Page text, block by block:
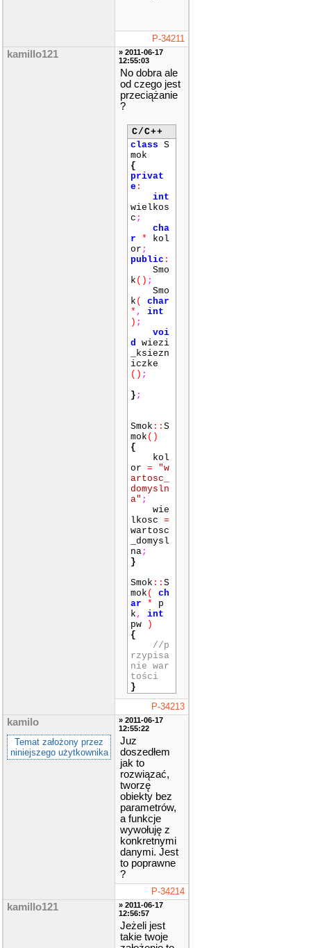
P-34211
kamillo121
» 2011-06-17
12:55:03
No dobra ale
od czego jest
przeciążanie
?
C/C++
class S
mok
{
privat
e :
int
wielkos
c ;
cha
r
*
kol
or ;
public :
Smo
k () ;
Smo
k (
char
* ,
int
) ;
voi
d wiezi
_ksiezn
iczke
() ;
} ;
Smok :: S
mok ()
{
kol
or =
"w
artosc_
domysln
a" ;
wie
lkosc =
wartosc
_domysl
na;
}
Smok :: S
mok (
ch
ar
*
p
k ,
int
pw
)
{
//p
rzypisa
nie war
tości
}
P-34213
kamilo
Temat założony przez
niniejszego użytkownika
» 2011-06-17
12:55:22
Juz
doszedłem
jak to
rozwiązać,
tworzę
obiekty bez
parametrów,
a funkcje
wywołuję z
konkretnymi
danymi. Jest
to poprawne
?
P-34214
kamillo121
» 2011-06-17
12:56:57
Jeżeli jest
takie twoje